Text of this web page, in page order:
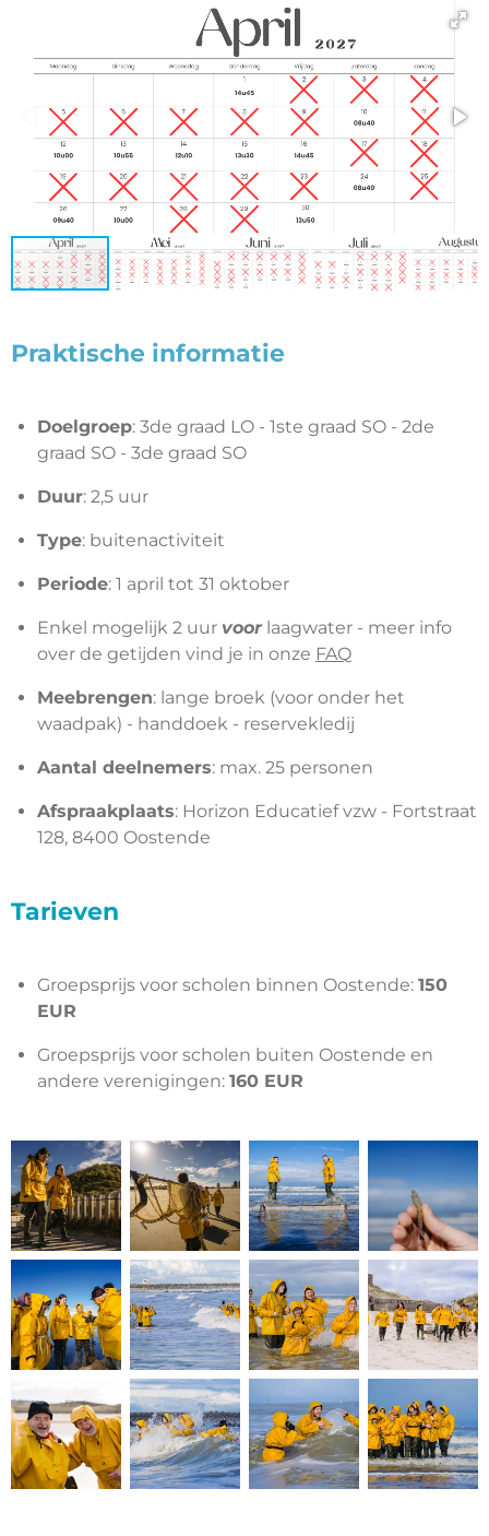
Praktische informatie
Doelgroep: 3de graad LO - 1ste graad SO - 2de
graad SO - 3de graad SO
Duur: 2,5 uur
Type: buitenactiviteit
Periode: 1 april tot 31 oktober
Enkel mogelijk 2 uur voor laagwater - meer info
over de getijden vind je in onze FAQ
Meebrengen: lange broek (voor onder het
waadpak) - handdoek - reservekledij
Aantal deelnemers: max. 25 personen
Afspraakplaats: Horizon Educatief vzw - Fortstraat
128, 8400 Oostende
Tarieven
Groepsprijs voor scholen binnen Oostende: 150
EUR
Groepsprijs voor scholen buiten Oostende en
andere verenigingen: 160 EUR